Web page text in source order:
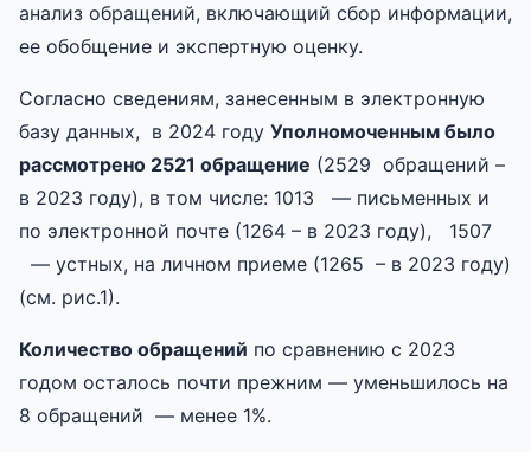
анализ обращений, включающий сбор информации,
ее обобщение и экспертную оценку.
Согласно сведениям, занесенным в электронную
базу данных, в 2024 году Уполномоченным было
рассмотрено 2521 обращение (2529 обращений –
в 2023 году), в том числе: 1013 — письменных и
по электронной почте (1264 – в 2023 году), 1507
— устных, на личном приеме (1265 – в 2023 году)
(см. рис.1).
Количество обращений по сравнению с 2023
годом осталось почти прежним — уменьшилось на
8 обращений — менее 1%.